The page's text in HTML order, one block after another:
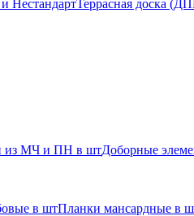
НестандартТеррасная доска
из МЧ и ПН в штДоборные
в штПланки мансардные в